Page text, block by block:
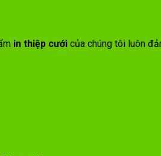
in thiệp cưới của chúng tôi luôn